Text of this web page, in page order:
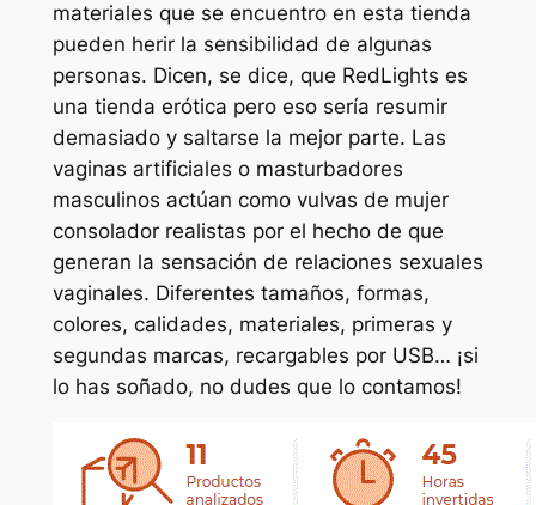
materiales que se encuentro en esta tienda
pueden herir la sensibilidad de algunas
personas. Dicen, se dice, que RedLights es
una tienda erótica pero eso sería resumir
demasiado y saltarse la mejor parte. Las
vaginas artificiales o masturbadores
masculinos actúan como vulvas de mujer
consolador realistas por el hecho de que
generan la sensación de relaciones sexuales
vaginales. Diferentes tamaños, formas,
colores, calidades, materiales, primeras y
segundas marcas, recargables por USB… ¡si
lo has soñado, no dudes que lo contamos!